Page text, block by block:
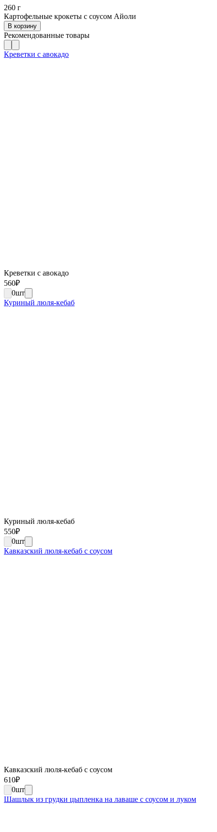
260 г
Картофельные крокеты с соусом Айоли
В корзину
Рекомендованные товары
Креветки с авокадо
Креветки с авокадо
560₽
0шт
Куриный люля-кебаб
Куриный люля-кебаб
550₽
0шт
Кавказский люля-кебаб с соусом
Кавказский люля-кебаб с соусом
610₽
0шт
Шашлык из грудки цыпленка на лаваше с соусом и луком